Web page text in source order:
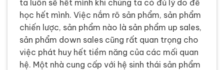
ta luôn sẽ hết mình khi chúng ta có đủ lý do để
học hết mình. Việc nắm rõ sản phẩm, sản phẩm
chiến lược, sản phẩm nào là sản phẩm up sales,
sản phẩm down sales cũng rất quan trọng cho
việc phát huy hết tiềm năng của các mối quan
hệ. Một nhà cung cấp với hệ sinh thái sản phẩm